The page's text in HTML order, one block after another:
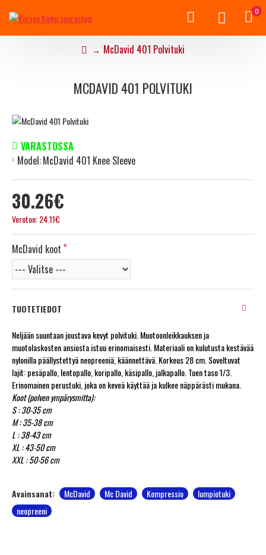
0
McDavid 401 Polvituki
MCDAVID 401 POLVITUKI
30.26€
Veroton: 24.11€
VARASTOSSA
Model:McDavid 401 Knee Sleeve
McDavid koot
TUOTETIEDOT
Neljään suuntaan joustava kevyt polvituki. Muotoonleikkauksen ja
muotolaskosten ansiosta istuu erinomaisesti. Materiaali on kulutusta kestävää
nylonilla päällystettyä neopreeniä, käännettävä. Korkeus 28 cm. Soveltuvat
lajit: pesäpallo, lentopallo, koripallo, käsipallo, jalkapallo. Tuen taso 1/3.
Erinomainen perustuki, joka on keveä käyttää ja kulkee näppärästi mukana.
Koot (polven ympärysmitta):
S : 30-35 cm
M : 35-38 cm
L : 38-43 cm
XL : 43-50 cm
XXL : 50-56 cm
Avainsanat: McDavid Mc David Kompressio
lumpiotuki
neopreeni